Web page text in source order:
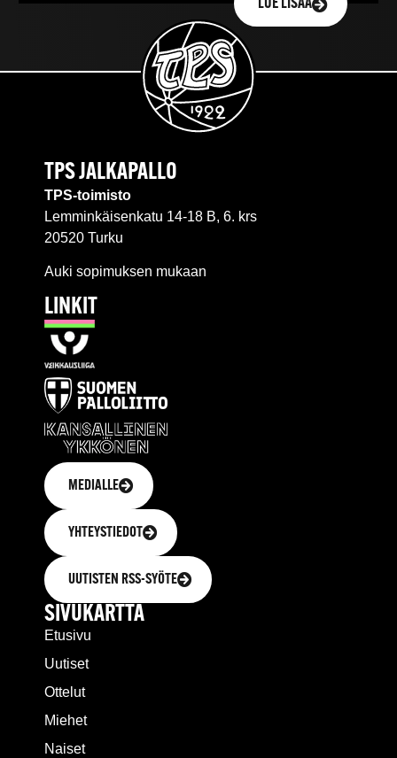
LUE LISÄÄ
TPS JALKAPALLO
TPS-toimisto
Lemminkäisenkatu 14-18 B, 6. krs
20520 Turku
Auki sopimuksen mukaan
LINKIT
MEDIALLE
YHTEYSTIEDOT
UUTISTEN RSS-SYÖTE
SIVUKARTTA
Etusivu
Uutiset
Ottelut
Miehet
Naiset